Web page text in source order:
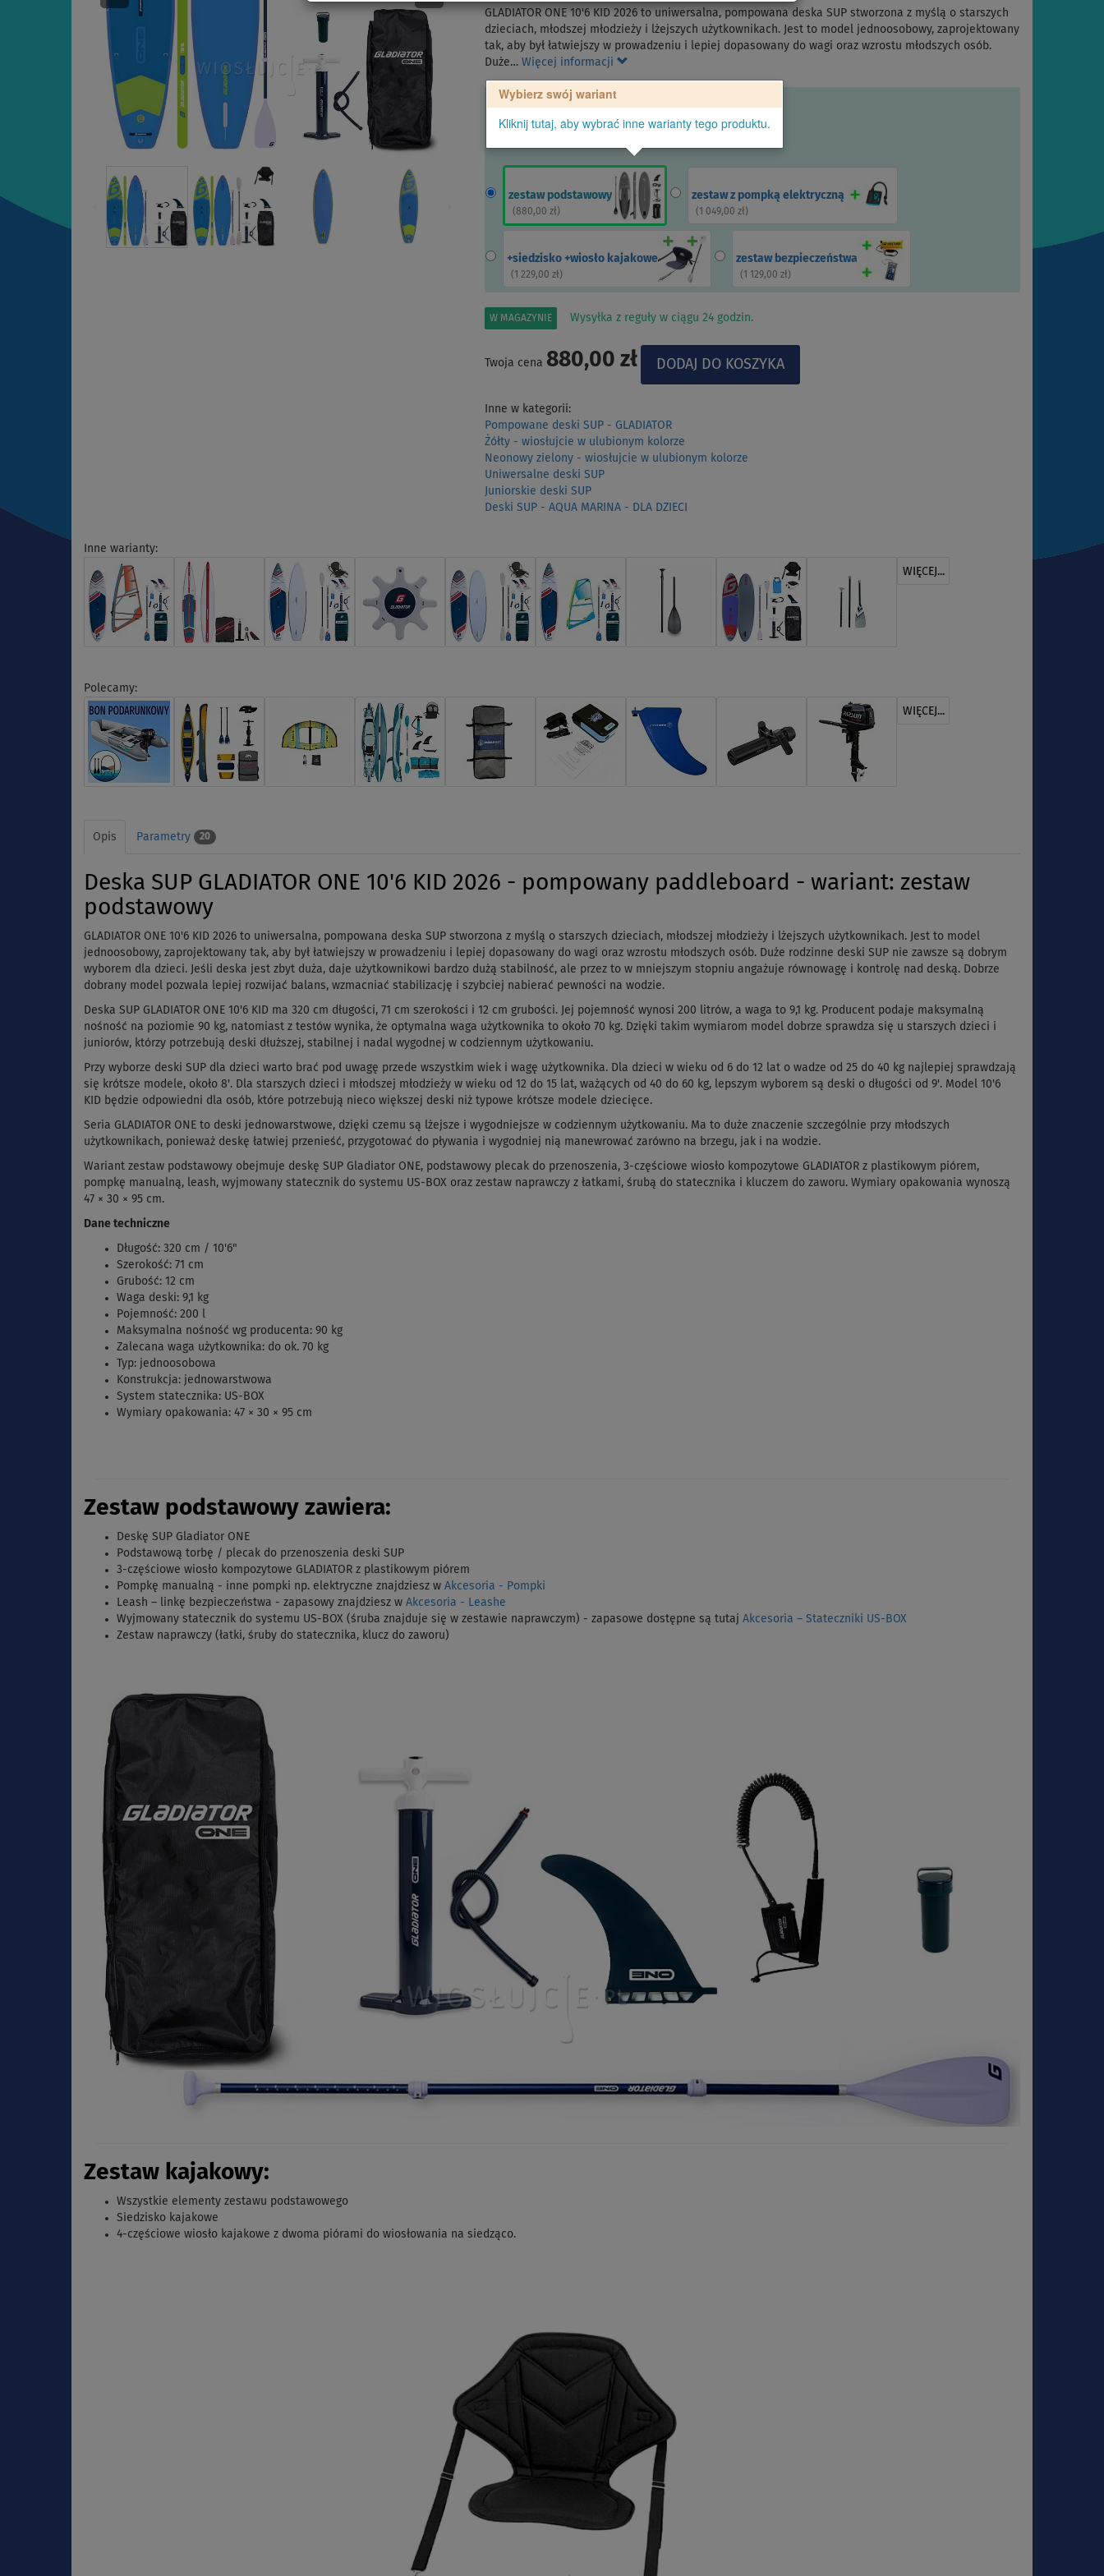
GLADIATOR ONE 10'6 KID 2026 to uniwersalna, pompowana deska SUP stworzona z myślą o starszych
dzieciach, młodszej młodzieży i lżejszych użytkownikach. Jest to model jednoosobowy, zaprojektowany
tak, aby był łatwiejszy w prowadzeniu i lepiej dopasowany do wagi oraz wzrostu młodszych osób.
Duże… Więcej informacji
Wybierz swój wariant
Kliknij tutaj, aby wybrać inne warianty tego produktu.
zestaw podstawowy
(880,00 zł)
zestaw z pompką elektryczną
( 1 049,00 zł)
+siedzisko +wiosło kajakowe
( 1 229,00 zł)
zestaw bezpieczeństwa
( 1 129,00 zł)
W MAGAZYNIE Wysyłka z reguły w ciągu 24 godzin.
Twoja cena 880,00 zł
Inne w kategorii:
Pompowane deski SUP - GLADIATOR
Żółty - wiosłujcie w ulubionym kolorze
Neonowy zielony - wiosłujcie w ulubionym kolorze
Uniwersalne deski SUP
Juniorskie deski SUP
Deski SUP - AQUA MARINA - DLA DZIECI
Inne warianty:
WIĘCEJ...
Polecamy:
WIĘCEJ...
Opis Parametry 20
Deska SUP GLADIATOR ONE 10'6 KID 2026 - pompowany paddleboard - wariant: zestaw
podstawowy
GLADIATOR ONE 10'6 KID 2026 to uniwersalna, pompowana deska SUP stworzona z myślą o starszych dzieciach, młodszej młodzieży i lżejszych użytkownikach. Jest to model
jednoosobowy, zaprojektowany tak, aby był łatwiejszy w prowadzeniu i lepiej dopasowany do wagi oraz wzrostu młodszych osób. Duże rodzinne deski SUP nie zawsze są dobrym
wyborem dla dzieci. Jeśli deska jest zbyt duża, daje użytkownikowi bardzo dużą stabilność, ale przez to w mniejszym stopniu angażuje równowagę i kontrolę nad deską. Dobrze
dobrany model pozwala lepiej rozwijać balans, wzmacniać stabilizację i szybciej nabierać pewności na wodzie.
Deska SUP GLADIATOR ONE 10'6 KID ma 320 cm długości, 71 cm szerokości i 12 cm grubości. Jej pojemność wynosi 200 litrów, a waga to 9,1 kg. Producent podaje maksymalną
nośność na poziomie 90 kg, natomiast z testów wynika, że optymalna waga użytkownika to około 70 kg. Dzięki takim wymiarom model dobrze sprawdza się u starszych dzieci i
juniorów, którzy potrzebują deski dłuższej, stabilnej i nadal wygodnej w codziennym użytkowaniu.
Przy wyborze deski SUP dla dzieci warto brać pod uwagę przede wszystkim wiek i wagę użytkownika. Dla dzieci w wieku od 6 do 12 lat o wadze od 25 do 40 kg najlepiej sprawdzają
się krótsze modele, około 8'. Dla starszych dzieci i młodszej młodzieży w wieku od 12 do 15 lat, ważących od 40 do 60 kg, lepszym wyborem są deski o długości od 9'. Model 10'6
KID będzie odpowiedni dla osób, które potrzebują nieco większej deski niż typowe krótsze modele dziecięce.
Seria GLADIATOR ONE to deski jednowarstwowe, dzięki czemu są lżejsze i wygodniejsze w codziennym użytkowaniu. Ma to duże znaczenie szczególnie przy młodszych
użytkownikach, ponieważ deskę łatwiej przenieść, przygotować do pływania i wygodniej nią manewrować zarówno na brzegu, jak i na wodzie.
Wariant zestaw podstawowy obejmuje deskę SUP Gladiator ONE, podstawowy plecak do przenoszenia, 3-częściowe wiosło kompozytowe GLADIATOR z plastikowym piórem,
pompkę manualną, leash, wyjmowany statecznik do systemu US-BOX oraz zestaw naprawczy z łatkami, śrubą do statecznika i kluczem do zaworu. Wymiary opakowania wynoszą
47 × 30 × 95 cm.
Dane techniczne
Długość: 320 cm / 10'6"
Szerokość: 71 cm
Grubość: 12 cm
Waga deski: 9,1 kg
Pojemność: 200 l
Maksymalna nośność wg producenta: 90 kg
Zalecana waga użytkownika: do ok. 70 kg
Typ: jednoosobowa
Konstrukcja: jednowarstwowa
System statecznika: US-BOX
Wymiary opakowania: 47 × 30 × 95 cm
Zestaw podstawowy zawiera:
Deskę SUP Gladiator ONE
Podstawową torbę / plecak do przenoszenia deski SUP
3-częściowe wiosło kompozytowe GLADIATOR z plastikowym piórem
Pompkę manualną - inne pompki np. elektryczne znajdziesz w Akcesoria - Pompki
Leash – linkę bezpieczeństwa - zapasowy znajdziesz w Akcesoria - Leashe
Wyjmowany statecznik do systemu US-BOX (śruba znajduje się w zestawie naprawczym) - zapasowe dostępne są tutaj Akcesoria – Stateczniki US-BOX
Zestaw naprawczy (łatki, śruby do statecznika, klucz do zaworu)
Zestaw kajakowy:
Wszystkie elementy zestawu podstawowego
Siedzisko kajakowe
4-częściowe wiosło kajakowe z dwoma piórami do wiosłowania na siedząco.